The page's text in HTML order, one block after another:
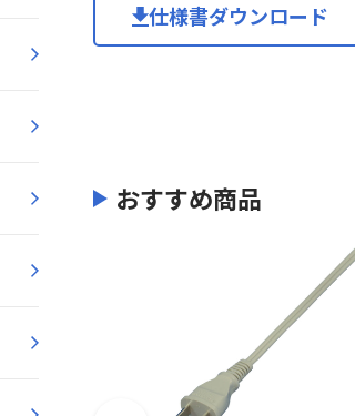
仕様書ダウンロード
おすすめ商品